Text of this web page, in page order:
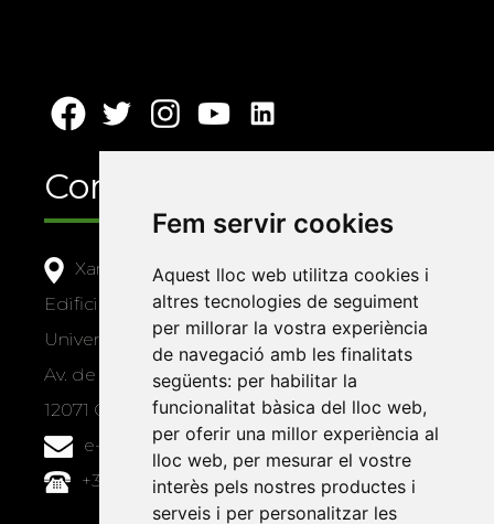
Fem servir cookies
Aquest lloc web utilitza cookies i
altres tecnologies de seguiment
per millorar la vostra experiència
de navegació amb les finalitats
següents: per habilitar la
funcionalitat bàsica del lloc web,
per oferir una millor experiència al
lloc web, per mesurar el vostre
interès pels nostres productes i
serveis i per personalitzar les
Contacte
Xarxa Vives d'Universitats
Edifici Àgora
Universitat Jaume I, local 10
Av. de Vicent Sos Baynat, s/n
12071 Castelló de la Plana
e-buc@vives.org
+34 964 72 89 93